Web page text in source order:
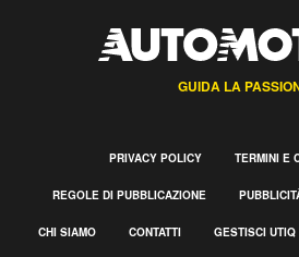
GUIDA LA
PRIVACY POLICY TERMINI E
REGOLE DI PUBBLICAZIONE
CHI SIAMO CONTATTI GESTISCI UTIQ